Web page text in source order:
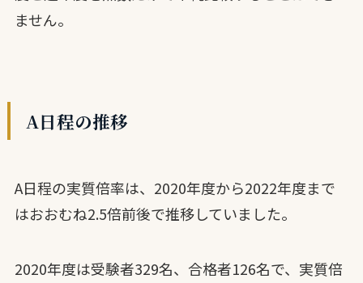
ません。
A日程の推移
A日程の実質倍率は、2020年度から2022年度まで
はおおむね2.5倍前後で推移していました。
2020年度は受験者329名、合格者126名で、実質倍